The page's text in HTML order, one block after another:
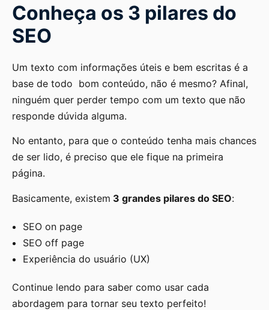
Conheça os 3 pilares do
SEO
Um texto com informações úteis e bem escritas é a
base de todo bom conteúdo, não é mesmo? Afinal,
ninguém quer perder tempo com um texto que não
responde dúvida alguma.
No entanto, para que o conteúdo tenha mais chances
de ser lido, é preciso que ele fique na primeira
página.
Basicamente, existem 3 grandes pilares do SEO:
SEO on page
SEO off page
Experiência do usuário (UX)
Continue lendo para saber como usar cada
abordagem para tornar seu texto perfeito!